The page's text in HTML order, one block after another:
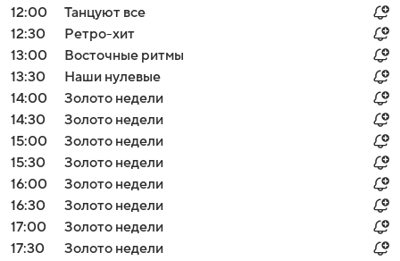
12:00
Танцуют все
12:30
Ретро-хит
13:00
Восточные ритмы
13:30
Наши нулевые
14:00
Золото недели
14:30
Золото недели
15:00
Золото недели
15:30
Золото недели
16:00
Золото недели
16:30
Золото недели
17:00
Золото недели
17:30
Золото недели